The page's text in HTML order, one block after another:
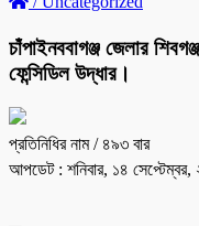
চাঁপাইনববাগঞ্জ জেলার
ফেন্সিডিল উদ্ধার।
প্রতিনিধির নাম/ ৪৯৩ বার
আপডেট : শনিবার, ১৪ সেপ্টেম্বর,